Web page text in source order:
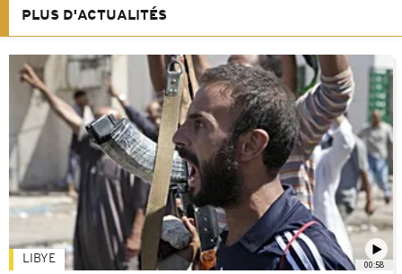
PLUS D'ACTUALITÉS
00:58
LIBYE